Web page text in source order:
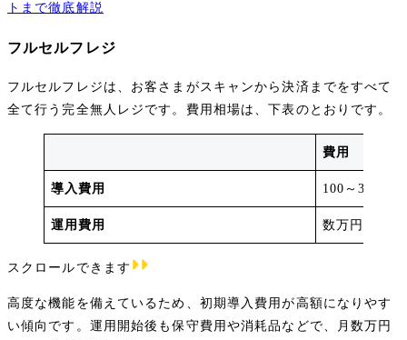
トまで徹底解説
フルセルフレジ
フルセルフレジは、お客さまがスキャンから決済までをすべて
全て行う完全無人レジです。費用相場は、下表のとおりです。
費用
導入費用 100～300万
運用費用 数万円～／月
スクロールできます
高度な機能を備えているため、初期導入費用が高額になりやす
い傾向です。運用開始後も保守費用や消耗品などで、月数万円